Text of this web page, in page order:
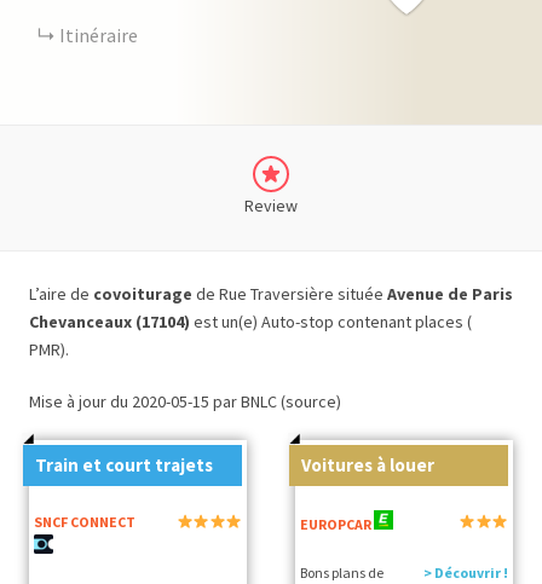
Itinéraire
Review
L’aire de covoiturage de Rue Traversière située Avenue de Paris
Chevanceaux (17104) est un(e) Auto-stop contenant places (
PMR).
Mise à jour du 2020-05-15 par BNLC (source)
Train et court trajets
SNCF CONNECT
Voitures à louer
EUROPCAR
Bons plans de
> Découvrir !